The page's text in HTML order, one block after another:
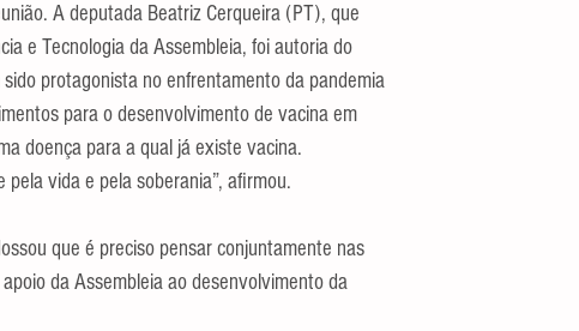
A deputada Beatriz Cerqueira (PT), que
e Tecnologia da Assembleia, foi autoria do
protagonista no enfrentamento da pandemia
para o desenvolvimento de vacina em
doença para a qual já existe vacina.
vida e pela soberania”, afirmou.
que é preciso pensar conjuntamente nas
da Assembleia ao desenvolvimento da